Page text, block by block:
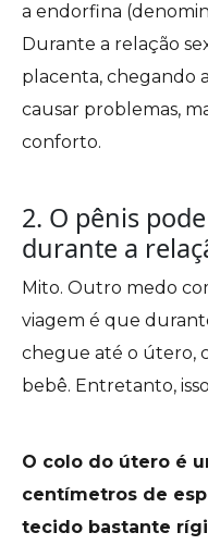
a endorfina
Durante a relação
placenta, chegando
causar problemas,
conforto.
2. O pênis
durante a
Mito. Outro medo
viagem é que
chegue até o útero,
bebê. Entretanto,
O colo do útero é
centímetros de
tecido bastante